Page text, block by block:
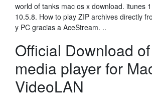
world of tanks mac os x download. itunes
10.5.8. How to play ZIP archives directly
y PC gracias a AceStream. ..
Official Download
media player for
VideoLAN